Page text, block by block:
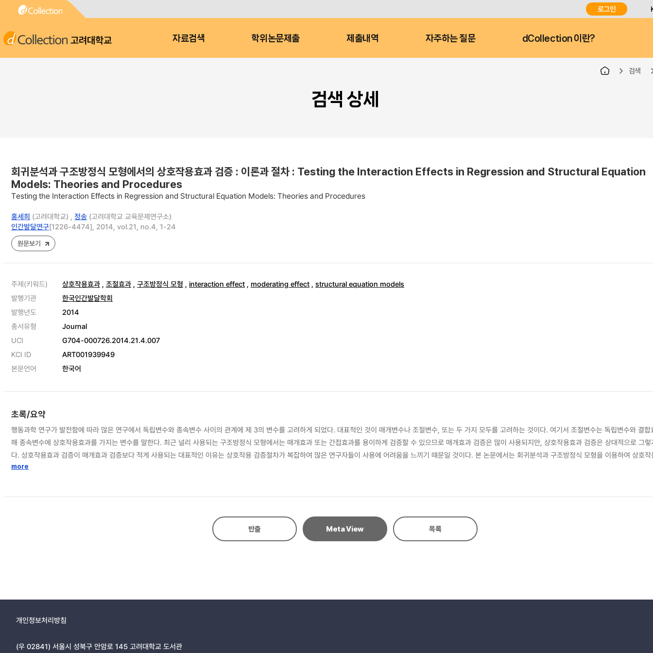
로그인
고려대학교 자료검색 학위논문제출 제출내역 자주하는 질문 dCollection 이란?
검색
검색 상세
회귀분석과 구조방정식 모형에서의 상호작용효과 검증 : 이론과 절차 : Testing the Interaction Effects in Regression and Structural Equation
Models: Theories and Procedures
Testing the Interaction Effects in Regression and Structural Equation Models: Theories and Procedures
홍세희 (고려대학교) , 정송 (고려대학교 교육문제연구소)
인간발달연구[1226-4474], 2014, vol.21, no.4, 1-24
원문보기
주제(키워드) 상호작용효과 , 조절효과 , 구조방정식 모형 , interaction effect , moderating effect , structural equation models
발행기관
한국인간발달학회
발행년도
2014
총서유형
Journal
UCI
G704-000726.2014.21.4.007
KCI ID
ART001939949
본문언어
한국어
초록/요약
행동과학 연구가 발전함에 따라 많은 연구에서 독립변수와 종속변수 사이의 관계에 제 3의 변수를 고려하게 되었다. 대표적인 것이 매개변수나 조절변수, 또는 두 가지 모두를 고려하는 것이다. 여기서 조절변수는 독립변수와 결합
해 종속변수에 상호작용효과를 가지는 변수를 말한다. 최근 널리 사용되는 구조방정식 모형에서는 매개효과 또는 간접효과를 용이하게 검증할 수 있으므로 매개효과 검증은 많이 사용되지만, 상호작용효과 검증은 상대적으로 그
다. 상호작용효과 검증이 매개효과 검증보다 적게 사용되는 대표적인 이유는 상호작용 검증절차가 복잡하여 많은 연구자들이 사용에 어려움을 느끼기 때문일 것이다. 본 논문에서는 회귀분석과 구조방정식 모형을 이용하여 상호
분석방법을 자세히 설명하였다. 먼저, 회귀분석에서는 평균중심화, 표준화 계수의 교정, 상호작용 변수의 신뢰도 문제 등을 설명하였다. 다음으로 구조방정식 모형에서는 앞의 세 가지 문제와 함께 모수의 제약, 비제약 방법 등을
more
반출 Meta View 목록
개인정보처리방침
(우 02841) 서울시 성북구 안암로 145 고려대학교 도서관